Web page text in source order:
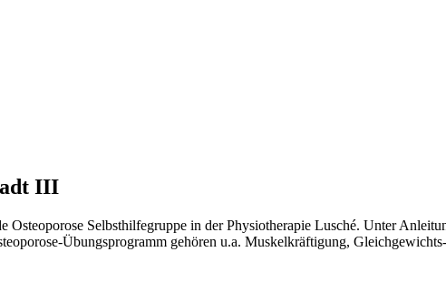
III
Osteoporose Selbsthilfegruppe in der Physiotherapie Lusché. Unter
Übungsprogramm gehören u.a. Muskelkräftigung,